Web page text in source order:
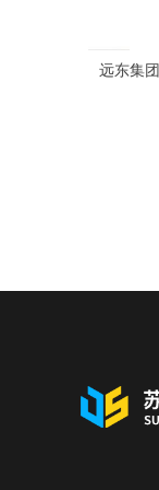
远东集团